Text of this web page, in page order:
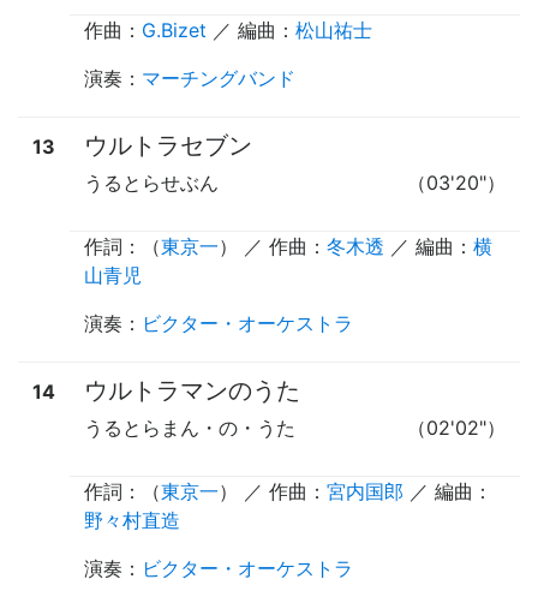
作曲： G.Bizet ／ 編曲： 松山祐士
演奏 ： マーチングバンド
13 ウルトラセブン
（03'20"）
うるとらせぶん
作詞：（東京一） ／ 作曲： 冬木透 ／ 編曲： 横
山青児
演奏 ： ビクター・オーケストラ
14 ウルトラマンのうた
（02'02"）
うるとらまん・の・うた
作詞：（東京一） ／ 作曲： 宮内国郎 ／ 編曲：
野々村直造
演奏 ： ビクター・オーケストラ